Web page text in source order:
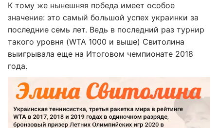
К тому же нынешняя победа имеет особое
значение: это самый большой успех украинки за
последние семь лет. Ведь в последний раз турнир
такого уровня (WTA 1000 и выше) Свитолина
выигрывала еще на Итоговом чемпионате 2018
года.